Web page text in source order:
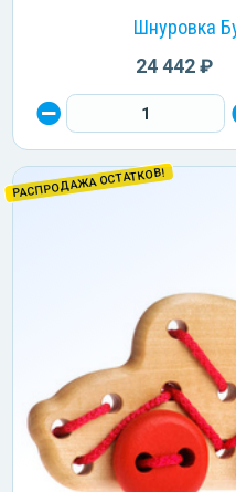
Шнуровка
24 442 ₽
РАСПРОДАЖА ОСТАТКОВ!